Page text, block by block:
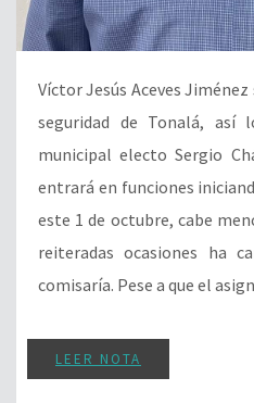
Víctor Jesús Aceves
seguridad de Tonalá, así
municipal electo Sergio
entrará en funciones
este 1 de octubre, cabe
reiteradas ocasiones ha
comisaría. Pese a que el
LEER NOTA